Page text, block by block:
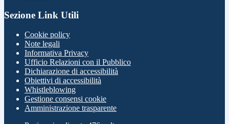
Sezione Link Utili
Cookie policy
Note legali
Informativa Privacy
Ufficio Relazioni con il Pubblico
Dichiarazione di accessibilità
Obiettivi di accessibilità
Whistleblowing
Gestione consensi cookie
Amministrazione trasparente